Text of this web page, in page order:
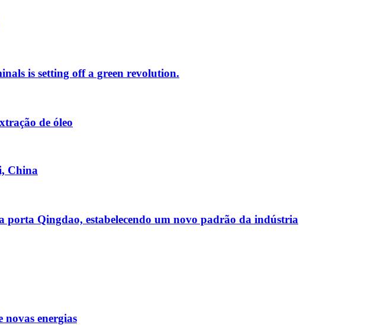
is setting off a green revolution.
de óleo
China
porta Qingdao, estabelecendo um novo padrão da indústria
energias